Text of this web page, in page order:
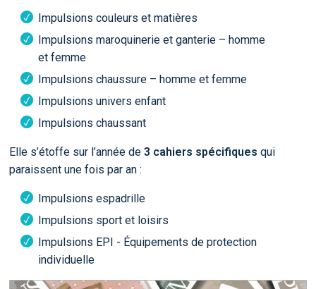
Impulsions couleurs et matières
Impulsions maroquinerie et ganterie – homme
et femme
Impulsions chaussure – homme et femme
Impulsions univers enfant
Impulsions chaussant
Elle s’étoffe sur l’année de3 cahiers spécifiques qui
paraissent une fois par an :
Impulsions espadrille
Impulsions sport et loisirs
Impulsions EPI - Équipements de protection
individuelle